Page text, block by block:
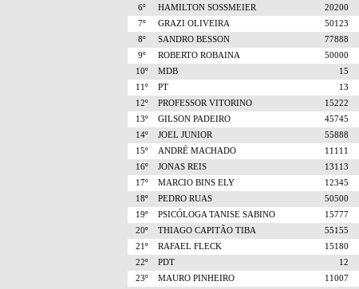
6º
HAMILTON SOSSMEIER 20200
7º
GRAZI OLIVEIRA 50123
8º
SANDRO BESSON 77888
9º
ROBERTO ROBAINA 50000
10º
MDB 15
11º
PT 13
12º
PROFESSOR VITORINO 15222
13º
GILSON PADEIRO 45745
14º
JOEL JUNIOR 55888
15º
ANDRÉ MACHADO 11111
16º
JONAS REIS 13113
17º
MARCIO BINS ELY 12345
18º
PEDRO RUAS 50500
19º
PSICÓLOGA TANISE SABINO 15777
20º
THIAGO CAPITÃO TIBA 55155
21º
RAFAEL FLECK 15180
22º
PDT 12
23º
MAURO PINHEIRO 11007